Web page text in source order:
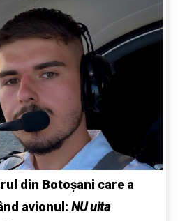
din Botoșani care a
avionul: NU uita